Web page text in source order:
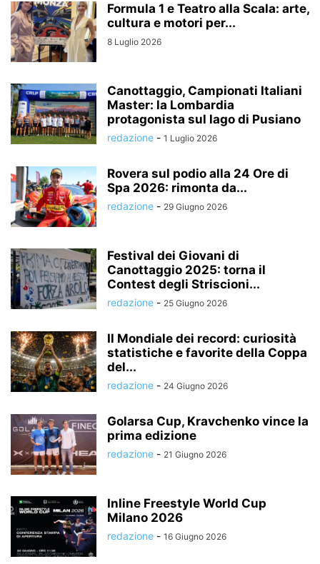
Formula 1 e Teatro alla Scala: arte,
cultura e motori per...
8 Luglio 2026
Canottaggio, Campionati Italiani
Master: la Lombardia
protagonista sul lago di Pusiano
redazione - 1 Luglio 2026
Rovera sul podio alla 24 Ore di
Spa 2026: rimonta da...
redazione - 29 Giugno 2026
Festival dei Giovani di
Canottaggio 2025: torna il
Contest degli Striscioni...
redazione - 25 Giugno 2026
Il Mondiale dei record: curiosità
statistiche e favorite della Coppa
del...
redazione - 24 Giugno 2026
Golarsa Cup, Kravchenko vince la
prima edizione
redazione - 21 Giugno 2026
Inline Freestyle World Cup
Milano 2026
redazione - 16 Giugno 2026